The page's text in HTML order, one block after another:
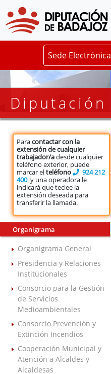
Sede Electrónica
Diputación
Paracontactar con la
extensión de cualquier
trabajador/adesde cualquier
teléfono exterior, puede
marcar elteléfono
924 212
400y una operadora le
indicará que teclee la
extensión deseada para
transferir la llamada.
Organigrama
Organigrama General
Presidencia y Relaciones
Institucionales
Consorcio para la Gestión
de Servicios
Medioambientales
Consorcio Prevención y
Extinción Incendios
Cooperación Municipal y
Atención a Alcaldes y
Alcaldesas